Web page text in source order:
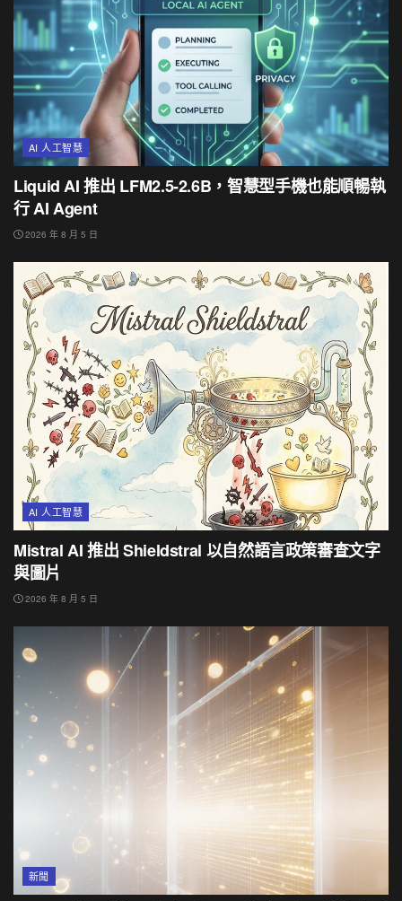
AI 人工智慧
Liquid AI 推出 LFM2.5-2.6B，智慧型手機也能順暢執
行 AI Agent
2026 年 8 月 5 日
AI 人工智慧
Mistral AI 推出 Shieldstral 以自然語言政策審查文字
與圖片
2026 年 8 月 5 日
新聞